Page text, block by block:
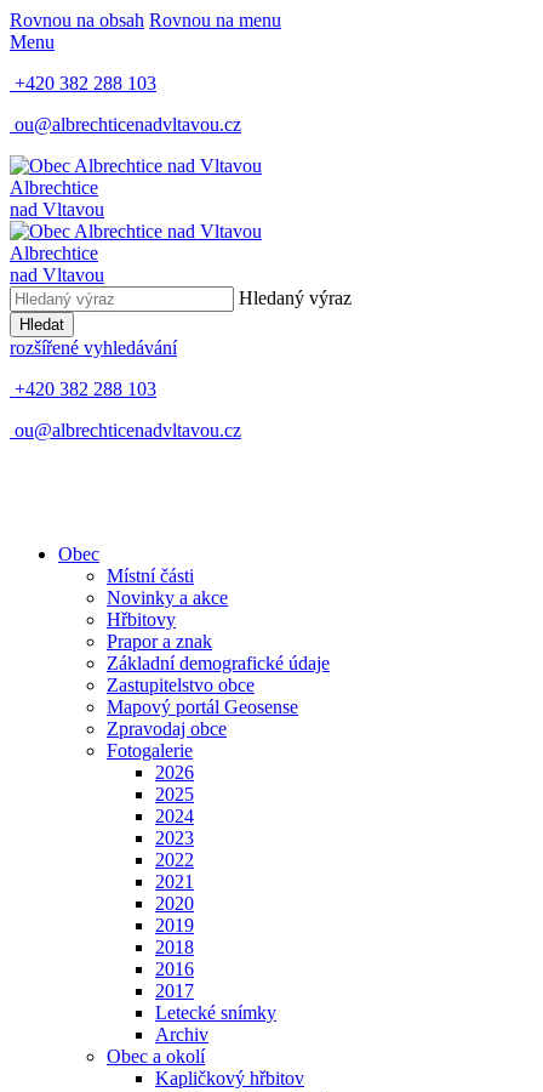
Rovnou na obsah Rovnou na menu
Menu
+420 382 288 103
ou@albrechticenadvltavou.cz
Albrechtice
nad Vltavou
Albrechtice
nad Vltavou
Hledaný výraz
Hledat
rozšířené vyhledávání
+420 382 288 103
ou@albrechticenadvltavou.cz
Obec
Místní části
Novinky a akce
Hřbitovy
Prapor a znak
Základní demografické údaje
Zastupitelstvo obce
Mapový portál Geosense
Zpravodaj obce
Fotogalerie
2026
2025
2024
2023
2022
2021
2020
2019
2018
2016
2017
Letecké snímky
Archiv
Obec a okolí
Kapličkový hřbitov